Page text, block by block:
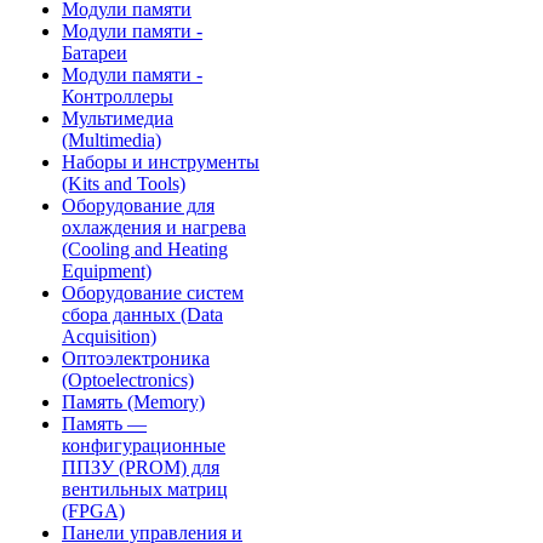
Модули памяти
Модули памяти -
Батареи
Модули памяти -
Контроллеры
Мультимедиа
(Multimedia)
Наборы и инструменты
(Kits and Tools)
Оборудование для
охлаждения и нагрева
(Cooling and Heating
Equipment)
Оборудование систем
сбора данных (Data
Acquisition)
Оптоэлектроника
(Optoelectronics)
Память (Memory)
Память —
конфигурационные
ППЗУ (PROM) для
вентильных матриц
(FPGA)
Панели управления и